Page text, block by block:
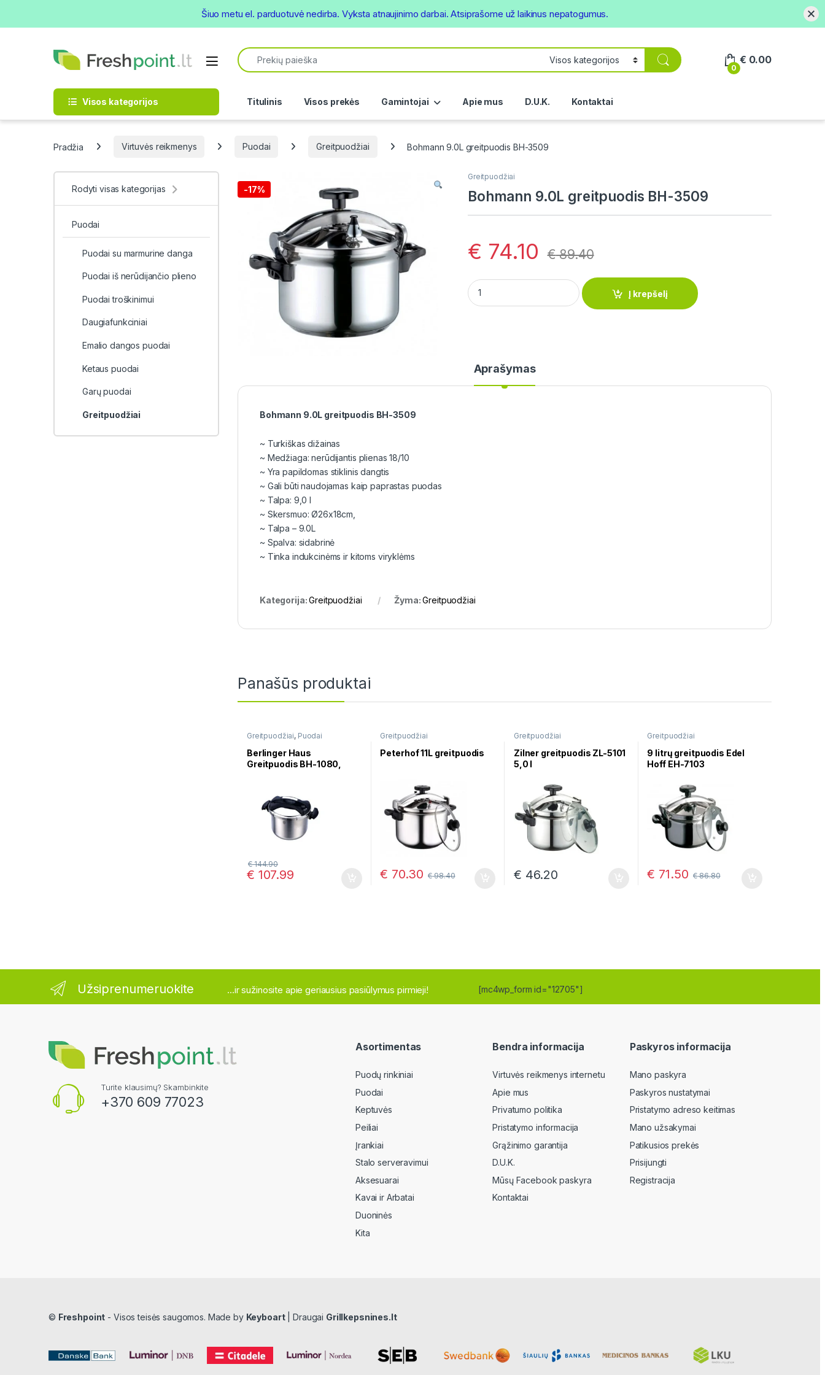
Open
Search for:
0
€ 0.00
Visos kategorijos Titulinis Visos prekės Gamintojai Apie mus D.U.K. Kontaktai
Pradžia Virtuvės reikmenys Puodai Greitpuodžiai Bohmann 9.0L greitpuodis BH-3509
-17%
Greitpuodžiai
Bohmann 9.0L greitpuodis BH-3509
€ 74.10 €89.40
Bohmann 9.0L greitpuodis BH-3509 quantity
Į krepšelį
Aprašymas
Bohmann 9.0L greitpuodis BH-3509
~ Turkiškas dižainas
~ Medžiaga: nerūdijantis plienas 18/10
~ Yra papildomas stiklinis dangtis
~ Gali būti naudojamas kaip paprastas puodas
~ Talpa: 9,0 l
~ Skersmuo: Ø26x18cm,
~ Talpa – 9.0L
~ Spalva: sidabrinė
~ Tinka indukcinėms ir kitoms viryklėms
Kategorija:Greitpuodžiai Žyma:Greitpuodžiai
Panašūs produktai
Greitpuodžiai, Puodai
Berlinger Haus
Greitpuodis BH-1080,
€ 107.99
€144.90
Greitpuodžiai
Peterhof 11L greitpuodis
€ 70.30 €98.40
Greitpuodžiai
Zilner greitpuodis ZL-5101
5,0 l
€ 46.20
Greitpuodžiai
9 litrų greitpuodis Edel
Hoff EH-7103
€ 71.50 €86.80
Rodyti visas kategorijas
Puodai
Puodai su marmurine danga
Puodai iš nerūdijančio plieno
Puodai troškinimui
Daugiafunkciniai
Emalio dangos puodai
Ketaus puodai
Garų puodai
Greitpuodžiai
Užsiprenumeruokite ...ir sužinosite apie geriausius pasiūlymus pirmieji! [mc4wp_form id="12705"]
Turite klausimų? Skambinkite
+370 609 77023
Asortimentas
Puodų rinkiniai
Puodai
Keptuvės
Peiliai
Įrankiai
Stalo serveravimui
Aksesuarai
Kavai ir Arbatai
Duoninės
Kita
Bendra informacija
Virtuvės reikmenys internetu
Apie mus
Privatumo politika
Pristatymo informacija
Grąžinimo garantija
D.U.K.
Mūsų Facebook paskyra
Kontaktai
Paskyros informacija
Mano paskyra
Paskyros nustatymai
Pristatymo adreso keitimas
Mano užsakymai
Patikusios prekės
Prisijungti
Registracija
© Freshpoint - Visos teisės saugomos. Made by Keyboart| Draugai Grillkepsnines.lt
Šiuo metu el. parduotuvė nedirba. Vyksta atnaujinimo darbai. Atsiprašome už laikinus nepatogumus.